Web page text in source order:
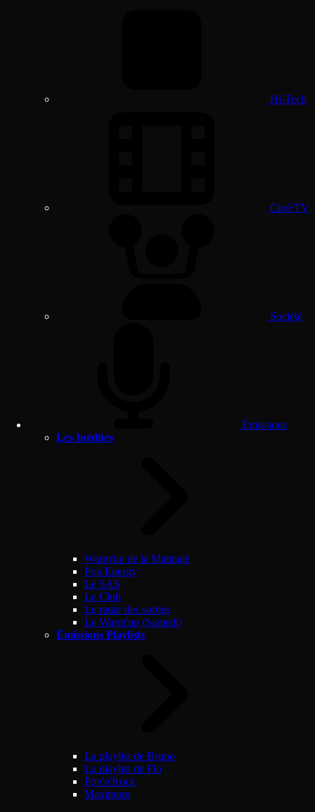
Hi-Tech
Ciné/TV
Société
Émissions
Les Inédites
Warm'up de la Matinale
Pop Energy
Le SAS
Le Club
Le radar des sorties
Le Warm'up (Samedi)
Émissions Playlists
La playlist de Bruno
La playlist de Flo
Pop'n'Rock
Maximum